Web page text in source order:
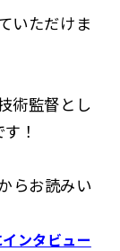
いただけま
術監督とし
！
らお読みい
ンタビュー